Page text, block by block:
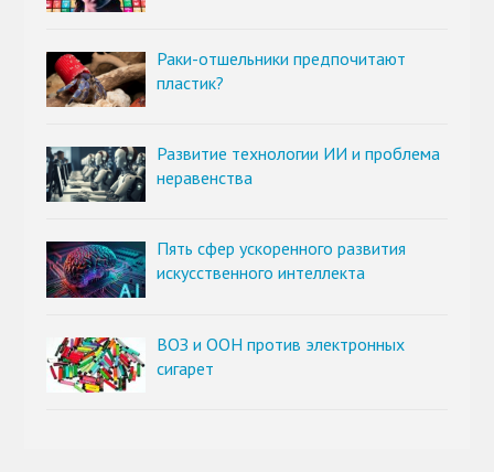
Раки-отшельники предпочитают
пластик?
Развитие технологии ИИ и проблема
неравенства
Пять сфер ускоренного развития
искусственного интеллекта
ВОЗ и ООН против электронных
сигарет